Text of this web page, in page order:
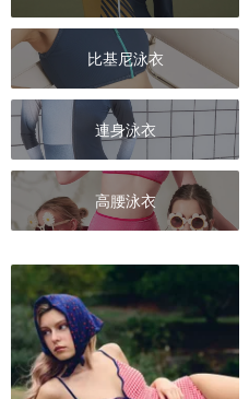
比基尼泳衣
連身泳衣
高腰泳衣